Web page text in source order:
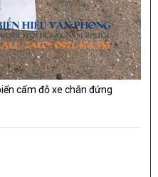
cấm đỗ xe chân đứng